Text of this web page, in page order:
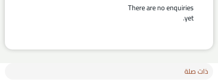
There are no enquiries
yet.
ذات صلة